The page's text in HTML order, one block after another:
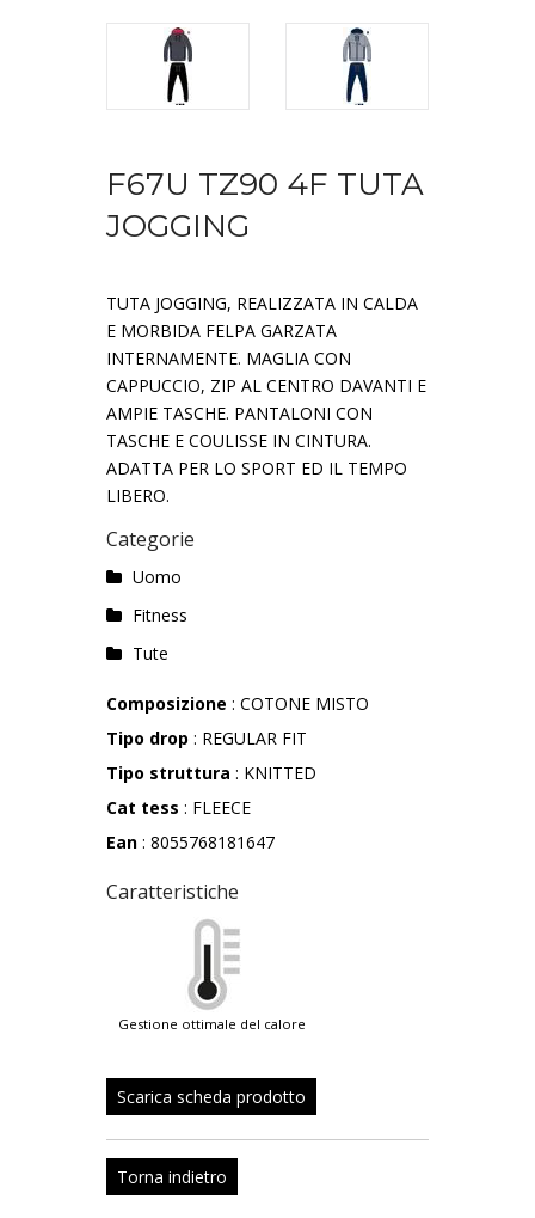
F67U TZ90 4F TUTA
JOGGING
TUTA JOGGING, REALIZZATA IN CALDA
E MORBIDA FELPA GARZATA
INTERNAMENTE. MAGLIA CON
CAPPUCCIO, ZIP AL CENTRO DAVANTI E
AMPIE TASCHE. PANTALONI CON
TASCHE E COULISSE IN CINTURA.
ADATTA PER LO SPORT ED IL TEMPO
LIBERO.
Categorie
Uomo
Fitness
Tute
Composizione : COTONE MISTO
Tipo drop : REGULAR FIT
Tipo struttura : KNITTED
Cat tess : FLEECE
Ean : 8055768181647
Caratteristiche
gestione ottimale del calore
Scarica scheda prodotto
Torna indietro